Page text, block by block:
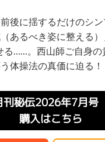
後に揺するだけのシン
あるべき姿に整える
る……。西山師ご自身の
体操法の真価に迫る！
刊秘伝2026年7月号
購入はこちら